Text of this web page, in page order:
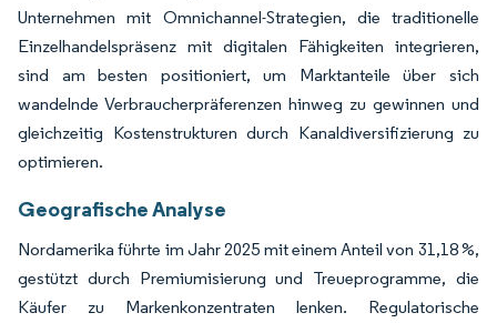
Unternehmen mit Omnichannel-Strategien, die traditionelle
Einzelhandelspräsenz mit digitalen Fähigkeiten integrieren,
sind am besten positioniert, um Marktanteile über sich
wandelnde Verbraucherpräferenzen hinweg zu gewinnen und
gleichzeitig Kostenstrukturen durch Kanaldiversifizierung zu
optimieren.
Geografische Analyse
Nordamerika führte im Jahr 2025 mit einem Anteil von 31,18 %,
gestützt durch Premiumisierung und Treueprogramme, die
Käufer zu Markenkonzentraten lenken. Regulatorische